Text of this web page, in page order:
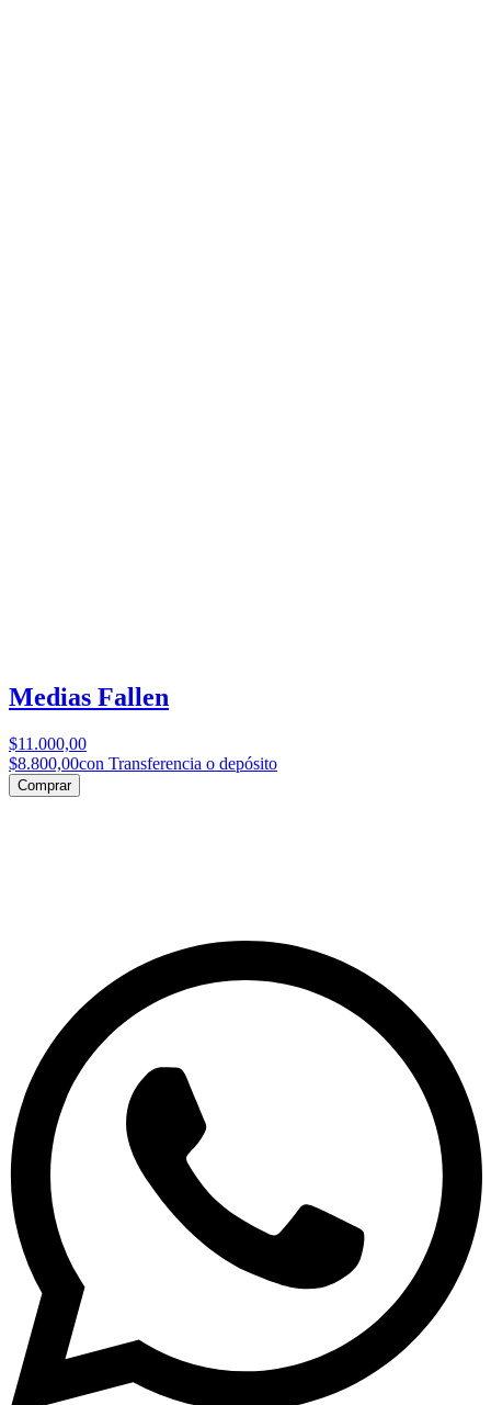
Medias Fallen
$11.000,00
$8.800,00con Transferencia o depósito
Comprar